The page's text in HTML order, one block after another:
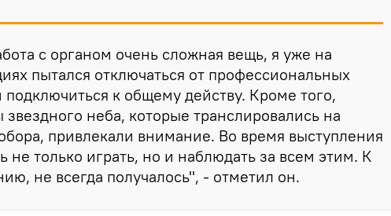
с органом очень сложная вещь, я уже на
пытался отключаться от профессиональных
к общему действу. Кроме того,
звездного неба, которые транслировались на
привлекали внимание. Во время выступления
не только играть, но и наблюдать за всем этим. К
не всегда получалось", - отметил он.